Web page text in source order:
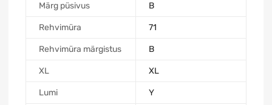
Märg püsivus B
Rehvimüra 71
Rehvimüra märgistus B
XL XL
Lumi Y